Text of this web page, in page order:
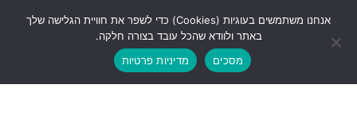
תפריט
אנחנו משתמשים בעוגיות (Cookies) כדי לשפר את חוויית הגלישה שלך
באתר ולוודא שהכל עובד בצורה חלקה.
מסכים
מדיניות פרטיות